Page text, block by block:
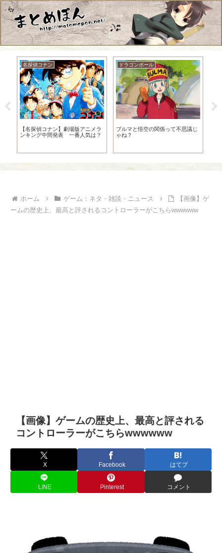
て不思議じ
アニメ：ネタ・雑談・ニュース
ワンパンマンのアマイマスクとか
いう口だけ男ｗｗｗｗｗｗｗｗｗ
ファイナルファンタジー
FFで活躍してるシドってやっぱ
ホーム ゲーム：ネタ・雑談・ニュース
【画像】ゲ
ームの歴史上、最高と評されるコントローラーがこちらwwwwww
【画像】ゲームの歴史上、最高と評される
コントローラーがこちらwwwwww
X Facebook はてブ
LINE Pinterest コメント